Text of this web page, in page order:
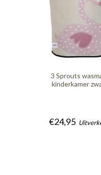
3 Sprouts
kinderkamer
€24,95